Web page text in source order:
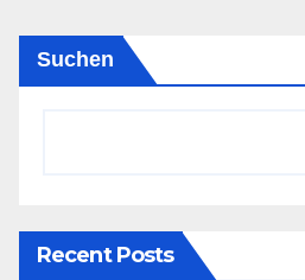
Suchen
Recent Posts